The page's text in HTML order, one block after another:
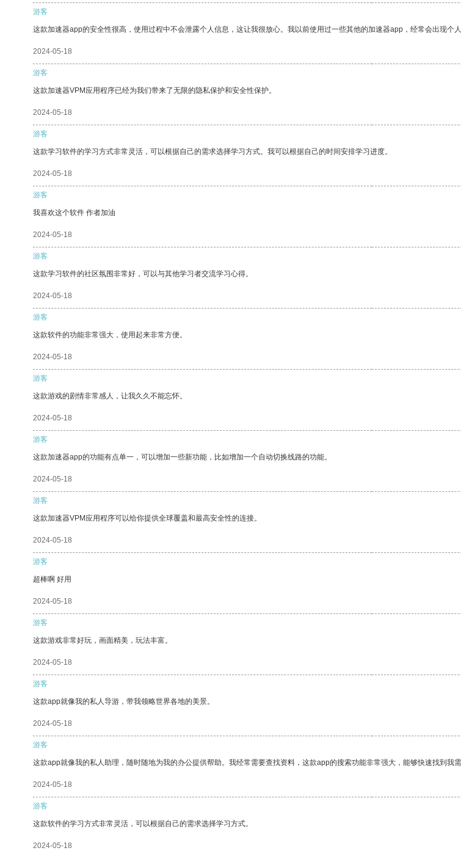
游客
这款加速器app的安全性很高，使用过程中不会泄露个人信息，这让我很放心。我以前使用过一些其他的加速器app，经常会出现个
2024-05-18
游客
这款加速器VPM应用程序已经为我们带来了无限的隐私保护和安全性保护。
2024-05-18
游客
这款学习软件的学习方式非常灵活，可以根据自己的需求选择学习方式。我可以根据自己的时间安排学习进度。
2024-05-18
游客
我喜欢这个软件 作者加油
2024-05-18
游客
这款学习软件的社区氛围非常好，可以与其他学习者交流学习心得。
2024-05-18
游客
这款软件的功能非常强大，使用起来非常方便。
2024-05-18
游客
这款游戏的剧情非常感人，让我久久不能忘怀。
2024-05-18
游客
这款加速器app的功能有点单一，可以增加一些新功能，比如增加一个自动切换线路的功能。
2024-05-18
游客
这款加速器VPM应用程序可以给你提供全球覆盖和最高安全性的连接。
2024-05-18
游客
超棒啊 好用
2024-05-18
游客
这款游戏非常好玩，画面精美，玩法丰富。
2024-05-18
游客
这款app就像我的私人导游，带我领略世界各地的美景。
2024-05-18
游客
这款app就像我的私人助理，随时随地为我的办公提供帮助。我经常需要查找资料，这款app的搜索功能非常强大，能够快速找到我需
2024-05-18
游客
这款软件的学习方式非常灵活，可以根据自己的需求选择学习方式。
2024-05-18